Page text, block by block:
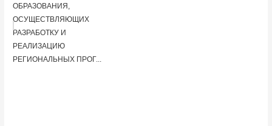
ОБРАЗОВАНИЯ,
ОСУЩЕСТВЛЯЮЩИХ
РАЗРАБОТКУ И
РЕАЛИЗАЦИЮ
РЕГИОНАЛЬНЫХ ПРОГ...